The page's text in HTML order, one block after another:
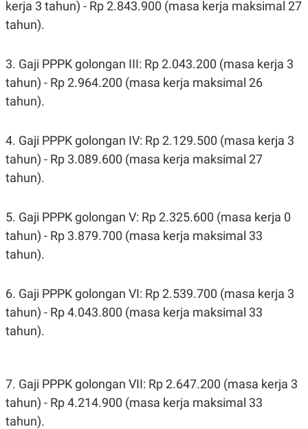
kerja 3 tahun) - Rp 2.843.900 (masa kerja maksimal 27
tahun).
3. Gaji PPPK golongan III: Rp 2.043.200 (masa kerja 3
tahun) - Rp 2.964.200 (masa kerja maksimal 26
tahun).
4. Gaji PPPK golongan IV: Rp 2.129.500 (masa kerja 3
tahun) - Rp 3.089.600 (masa kerja maksimal 27
tahun).
5. Gaji PPPK golongan V: Rp 2.325.600 (masa kerja 0
tahun) - Rp 3.879.700 (masa kerja maksimal 33
tahun).
6. Gaji PPPK golongan VI: Rp 2.539.700 (masa kerja 3
tahun) - Rp 4.043.800 (masa kerja maksimal 33
tahun).
7. Gaji PPPK golongan VII: Rp 2.647.200 (masa kerja 3
tahun) - Rp 4.214.900 (masa kerja maksimal 33
tahun).